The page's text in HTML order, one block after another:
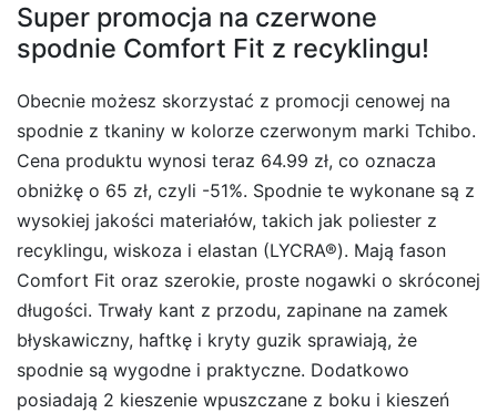
Super promocja na czerwone
spodnie Comfort Fit z recyklingu!
Obecnie możesz skorzystać z promocji cenowej na
spodnie z tkaniny w kolorze czerwonym marki Tchibo.
Cena produktu wynosi teraz 64.99 zł, co oznacza
obniżkę o 65 zł, czyli -51%. Spodnie te wykonane są z
wysokiej jakości materiałów, takich jak poliester z
recyklingu, wiskoza i elastan (LYCRA®). Mają fason
Comfort Fit oraz szerokie, proste nogawki o skróconej
długości. Trwały kant z przodu, zapinane na zamek
błyskawiczny, haftkę i kryty guzik sprawiają, że
spodnie są wygodne i praktyczne. Dodatkowo
posiadają 2 kieszenie wpuszczane z boku i kieszeń